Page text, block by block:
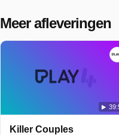
Meer afleveringen
Killer Couples